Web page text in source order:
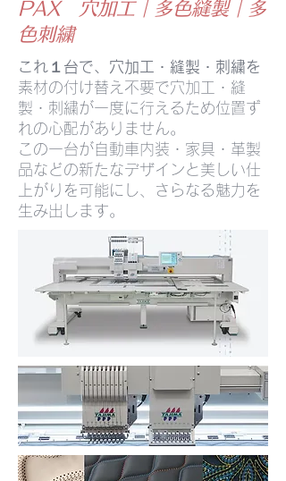
PAX 穴加工｜多色縫製｜多
色刺繍
これ１台で、穴加工・縫製・刺繍を
素材の付け替え不要で穴加工・縫
製・刺繍が一度に行えるため位置ず
れの心配がありません。
この一台が自動車内装・家具・革製
品などの新たなデザインと美しい仕
上がりを可能にし、さらなる魅力を
生み出します。